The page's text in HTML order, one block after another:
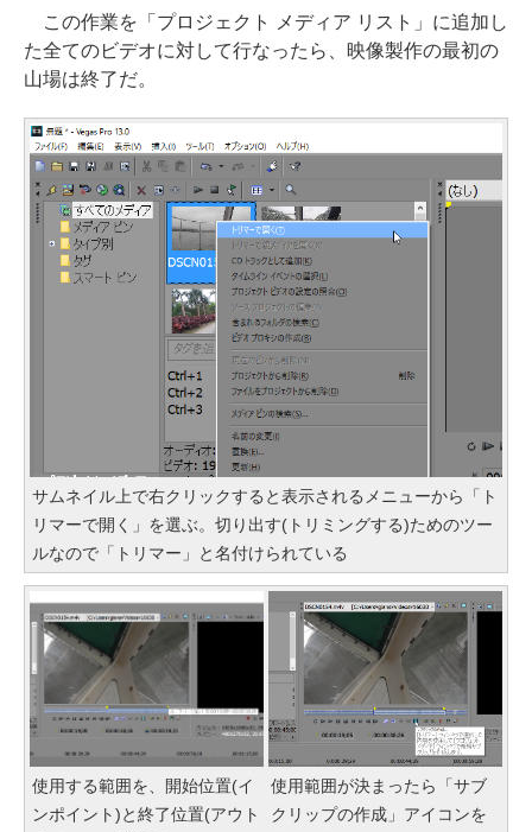
この作業を「プロジェクト メディア リスト」に追加し
た全てのビデオに対して行なったら、映像製作の最初の
山場は終了だ。
サムネイル上で右クリックすると表示されるメニューから「ト
リマーで開く」を選ぶ。切り出す(トリミングする)ためのツー
ルなので「トリマー」と名付けられている
使用する範囲を、開始位置(イ
ンポイント)と終了位置(アウト
使用範囲が決まったら「サブ
クリップの作成」アイコンを